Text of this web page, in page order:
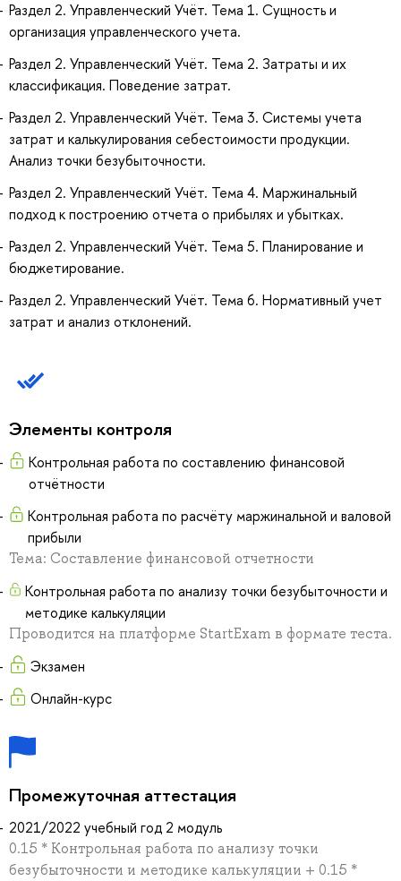
Раздел 2. Управленческий Учёт. Тема 1. Сущность и
организация управленческого учета.
Раздел 2. Управленческий Учёт. Тема 2. Затраты и их
классификация. Поведение затрат.
Раздел 2. Управленческий Учёт. Тема 3. Системы учета
затрат и калькулирования себестоимости продукции.
Анализ точки безубыточности.
Раздел 2. Управленческий Учёт. Тема 4. Маржинальный
подход к построению отчета о прибылях и убытках.
Раздел 2. Управленческий Учёт. Тема 5. Планирование и
бюджетирование.
Раздел 2. Управленческий Учёт. Тема 6. Нормативный учет
затрат и анализ отклонений.
Элементы контроля
Контрольная работа по составлению финансовой
отчётности
Контрольная работа по расчёту маржинальной и валовой
прибыли
Тема: Составление финансовой отчетности
Контрольная работа по анализу точки безубыточности и
методике калькуляции
Проводится на платформе StartExam в формате теста.
Экзамен
Онлайн-курс
Промежуточная аттестация
2021/2022 учебный год 2 модуль
0.15 * Контрольная работа по анализу точки
безубыточности и методике калькуляции + 0.15 *